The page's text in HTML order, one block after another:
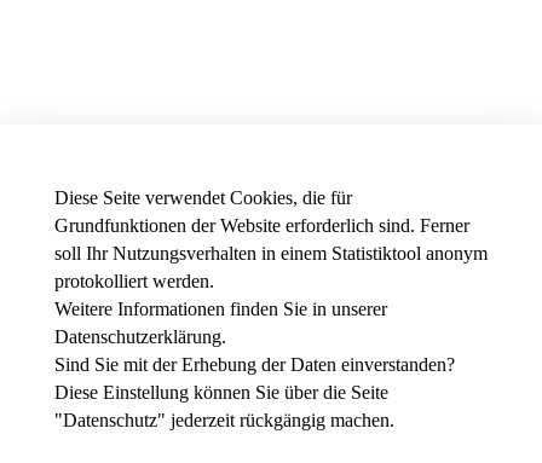
Diese Seite verwendet Cookies, die für
Grundfunktionen der Website erforderlich sind. Ferner
soll Ihr Nutzungsverhalten in einem Statistiktool anonym
protokolliert werden.
Weitere Informationen finden Sie in unserer
Datenschutzerklärung.
Sind Sie mit der Erhebung der Daten einverstanden?
Diese Einstellung können Sie über die Seite
"Datenschutz" jederzeit rückgängig machen.
News - Presse
Stellenausschreibungen der THWS
Intranet
Instagram
Youtube